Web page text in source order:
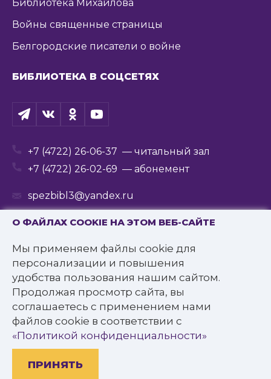
О ФАЙЛАХ COOKIE НА ЭТОМ ВЕБ-САЙТЕ
Мы применяем файлы cookie для
персонализации и повышения
удобства пользования нашим сайтом.
Продолжая просмотр сайта, вы
соглашаетесь с применением нами
файлов cookie в соответствии с
«Политикой конфиденциальности»
ПРИНЯТЬ
Библиотека Михайлова
Войны священные страницы
Белгородские писатели о войне
БИБЛИОТЕКА В СОЦСЕТЯХ
+7 (4722) 26-06-37 — читальный зал
+7 (4722) 26-02-69 — абонемент
spezbibl3@yandex.ru
© 2016—2022 Государственное бюджетное
учреждение культуры
«Белгородская государственная специальная
библиотека для слепых им. В.Я. Ерошенко».
Все права защищены.
Политика конфиденциальности
Разработано: